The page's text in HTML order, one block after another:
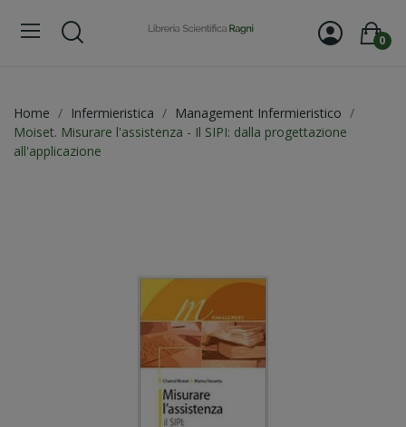
0
Home Infermieristica
Management Infermieristico
Moiset. Misurare l'assistenza - Il SIPI: dalla progettazione
all'applicazione